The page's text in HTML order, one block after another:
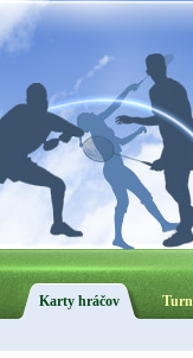
Karty hráčov